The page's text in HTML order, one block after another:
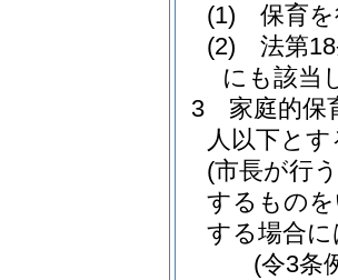
(1)
保育
(2)
法第
にも該当
3
家庭的保
人以下と
(市長が行
するもの
する場合
(令3条